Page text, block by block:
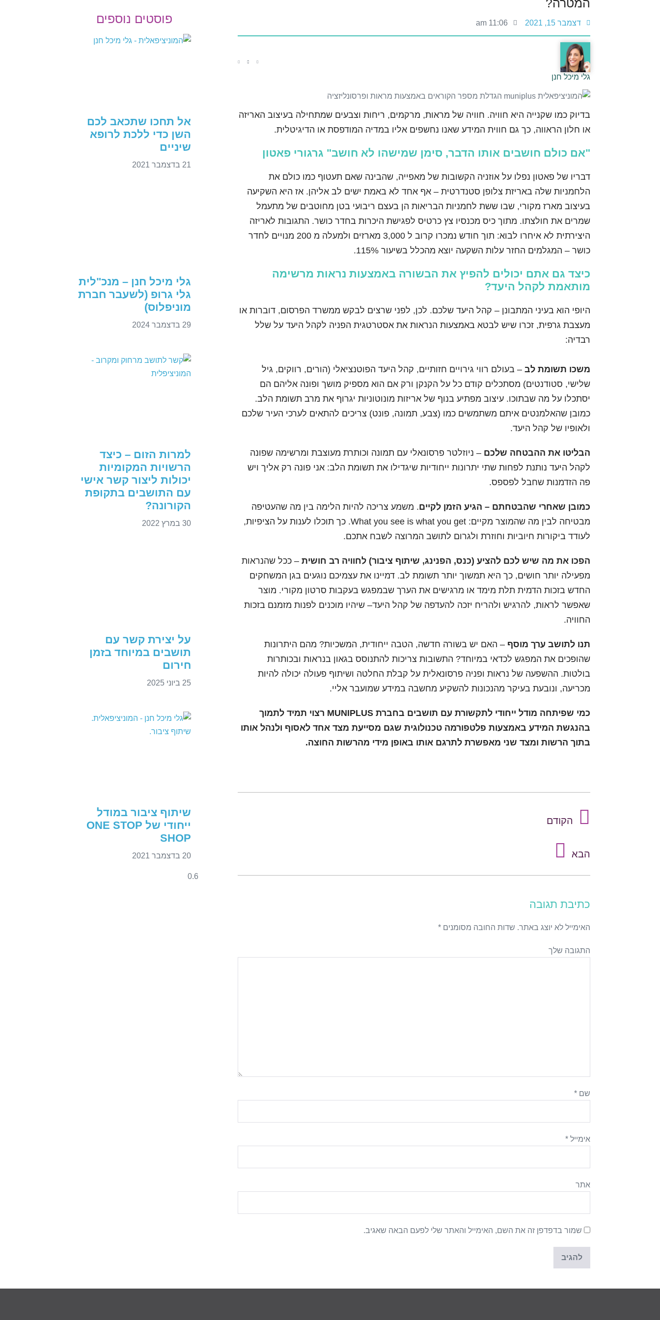
המטרה?
דצמבר 15, 2021 11:06 am
גלי מיכל חנן
בדיוק כמו שקנייה היא חוויה. חוויה של מראות, מרקמים, ריחות וצבעים שמתחילה בעיצוב האריזה
או חלון הראווה, כך גם חווית המידע שאנו נחשפים אליו במדיה המודפסת או הדיגיטלית.
"אם כולם חושבים אותו הדבר, סימן שמישהו לא חושב" גרגורי פאטון
דבריו של פאטון נפלו על אוזניה הקשובות של מאפייה, שהבינה שאם תעטוף כמו כולם את
הלחמניות שלה באריזת צלופן סטנדרטית – אף אחד לא באמת ישים לב אליהן. אז היא השקיעה
בעיצוב מארז מקורי, שבו ששת לחמניות הבריאות הן בעצם ריבועי בטן מחוטבים של מתעמל
שמרים את חולצתו. מתוך כיס מכנסיו צץ כרטיס לפגישת היכרות בחדר כושר. התגובות לאריזה
היצירתית לא איחרו לבוא: תוך חודש נמכרו קרוב ל 3,000 מארזים ולמעלה מ 200 מנויים לחדר
כושר – המגלמים החזר עלות השקעה יוצא מהכלל בשיעור 115%.
כיצד גם אתם יכולים להפיץ את הבשורה באמצעות נראות מרשימה
מותאמת לקהל היעד?
היופי הוא בעיני המתבונן – קהל היעד שלכם. לכן, לפני שרצים לבקש ממשרד הפרסום, דוברות או
מעצבת גרפית, זכרו שיש לבטא באמצעות הנראות את אסטרטגית הפניה לקהל היעד על שלל
רבדיה:
משכו תשומת לב – בעולם רווי גירויים חזותיים, קהל היעד הפוטנציאלי (הורים, רווקים, גיל
שלישי, סטודנטים) מסתכלים קודם כל על הקנקן ורק אם הוא מספיק מושך ופונה אליהם הם
יסתכלו על מה שבתוכו. עיצוב מפתיע בנוף של אריזות מונוטוניות יגרוף את מרב תשומת הלב.
כמובן שהאלמנטים איתם משתמשים כמו (צבע, תמונה, פונט) צריכים להתאים לערכי העיר שלכם
ולאופיו של קהל היעד.
הבליטו את ההבטחה שלכם – ניוזלטר פרסונאלי עם תמונה וכותרת מעוצבת ומרשימה שפונה
לקהל היעד נותנת לפחות שתי יתרונות ייחודיות שיגדילו את תשומת הלב: אני פונה רק אליך ויש
פה הזדמנות שחבל לפספס.
כמובן שאחרי שהבטחתם – הגיע הזמן לקיים. משמע צריכה להיות הלימה בין מה שהעטיפה
מבטיחה לבין מה שהמוצר מקיים: What you see is what you get. כך תוכלו לענות על הציפיות,
לעודד ביקורות חיוביות וחוזרת ולגרום לתושב המרוצה לשבח אתכם.
הפכו את מה שיש לכם להציע (כנס, הפנינג, שיתוף ציבור) לחוויה רב חושית – ככל שהנראות
מפעילה יותר חושים, כך היא תמשוך יותר תשומת לב. דמיינו את עצמיכם נוגעים בגן המשחקים
החדש בזכות הדמית תלת מימד או מרגישים את הערך שבמפגש בעקבות סרטון מקורי. מוצר
שאפשר לראות, להרגיש ולהריח יזכה להעדפה של קהל היעד– שיהיו מוכנים לפנות מזמנם בזכות
החוויה.
תנו לתושב ערך מוסף – האם יש בשורה חדשה, הטבה ייחודית, המשכיות? מהם היתרונות
שהופכים את המפגש לכדאי במיוחד? התשובות צריכות להתנוסס בגאון בנראות ובכותרות
בולטות. ההשפעה של נראות ופניה פרסונאלית על קבלת החלטה ושיתוף פעולה יכולה להיות
מכריעה, ונובעת בעיקר מהנכונות להשקיע מחשבה במידע שמועבר אליי.
כמי שפיתחה מודל ייחודי לתקשורת עם תושבים בחברת MUNIPLUS רצוי תמיד לתמוך
בהנגשת המידע באמצעות פלטפורמה טכנולוגית שגם מסייעת מצד אחד לאסוף ולנהל אותו
בתוך הרשות ומצד שני מאפשרת לתרגם אותו באופן מידי מהרשות החוצה.
הקודם
הבא
כתיבת תגובה
האימייל לא יוצג באתר. שדות החובה מסומנים *
התגובה שלך
שם *
אימייל *
אתר
שמור בדפדפן זה את השם, האימייל והאתר שלי לפעם הבאה שאגיב.
פוסטים נוספים
אל תחכו שתכאב לכם
השן כדי ללכת לרופא
שיניים
21 בדצמבר 2021
גלי מיכל חנן – מנכ"לית
גלי גרופ (לשעבר חברת
מוניפלוס)
29 בדצמבר 2024
למרות הזום – כיצד
הרשויות המקומיות
יכולות ליצור קשר אישי
עם התושבים בתקופת
הקורונה?
30 במרץ 2022
על יצירת קשר עם
תושבים במיוחד בזמן
חירום
25 ביוני 2025
שיתוף ציבור במודל
ייחודי של ONE STOP
SHOP
20 בדצמבר 2021